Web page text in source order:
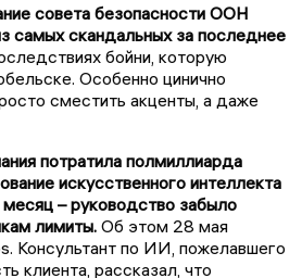
совета безопасности ООН
самых скандальных за последнее
бойни, которую
Особенно цинично
сместить акценты, а даже
потратила полмиллиарда
искусственного интеллекта
– руководство забыло
лимиты. Об этом 28 мая
Консультант по ИИ, пожелавшего
клиента, рассказал, что